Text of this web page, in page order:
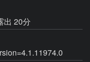
出 20分